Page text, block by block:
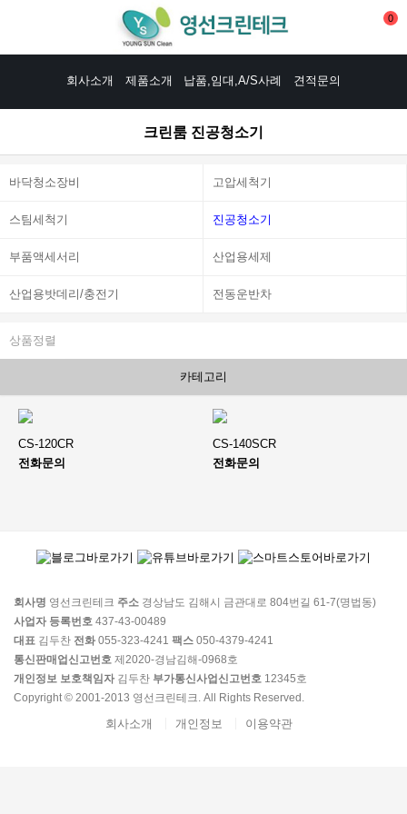
0
회사소개 제품소개 납품,임대,A/S사례 견적문의
크린룸 진공청소기
바닥청소장비 고압세척기
스팀세척기 진공청소기
부품액세서리 산업용세제
산업용밧데리/충전기 전동운반차
상품정렬
카테고리
CS-120CR
전화문의
CS-140SCR
전화문의
회사명 영선크린테크 주소 경상남도 김해시 금관대로 804번길 61-7(명법동)
사업자 등록번호 437-43-00489
대표 김두찬 전화 055-323-4241 팩스 050-4379-4241
통신판매업신고번호 제2020-경남김해-0968호
개인정보 보호책임자 김두찬 부가통신사업신고번호 12345호
Copyright © 2001-2013 영선크린테크. All Rights Reserved.
회사소개 개인정보 이용약관